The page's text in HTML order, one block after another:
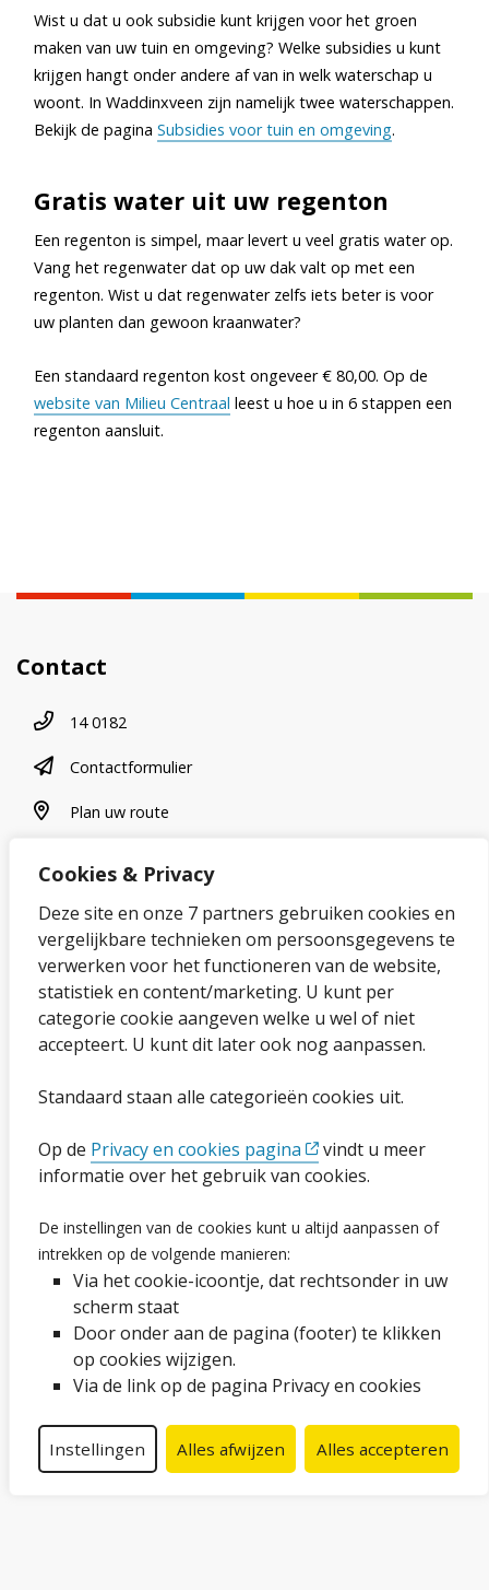
Cookies & Privacy
Deze site en onze 7 partners gebruiken cookies en
vergelijkbare technieken om persoonsgegevens te
verwerken voor het functioneren van de website,
statistiek en content/marketing. U kunt per
categorie cookie aangeven welke u wel of niet
accepteert. U kunt dit later ook nog aanpassen.
Standaard staan alle categorieën cookies uit.
Op de Privacy en cookies pagina
vindt u meer
informatie over het gebruik van cookies.
De instellingen van de cookies kunt u altijd aanpassen of
intrekken op de volgende manieren:
Via het cookie-icoontje, dat rechtsonder in uw
scherm staat
Door onder aan de pagina (footer) te klikken
op cookies wijzigen.
Via de link op de pagina Privacy en cookies
Instellingen Alles afwijzen Alles accepteren
Wist u dat u ook subsidie kunt krijgen voor het groen
maken van uw tuin en omgeving? Welke subsidies u kunt
krijgen hangt onder andere af van in welk waterschap u
woont. In Waddinxveen zijn namelijk twee waterschappen.
Bekijk de pagina Subsidies voor tuin en omgeving.
Gratis water uit uw regenton
Een regenton is simpel, maar levert u veel gratis water op.
Vang het regenwater dat op uw dak valt op met een
regenton. Wist u dat regenwater zelfs iets beter is voor
uw planten dan gewoon kraanwater?
Een standaard regenton kost ongeveer € 80,00. Op de
website van Milieu Centraal leest u hoe u in 6 stappen een
regenton aansluit.
Contact
Telefoonnummer
14 0182
contactformulier
Contactformulier
plan uw route
Plan uw route
Over onze website
Sitemap
Privacybeleid en cookies
Cookies wijzigen
Ga naar de pagina
Proclaimer en copyright
Webarchief
Volg ons op social media
Facebook
LinkedInInstagram
YouTube